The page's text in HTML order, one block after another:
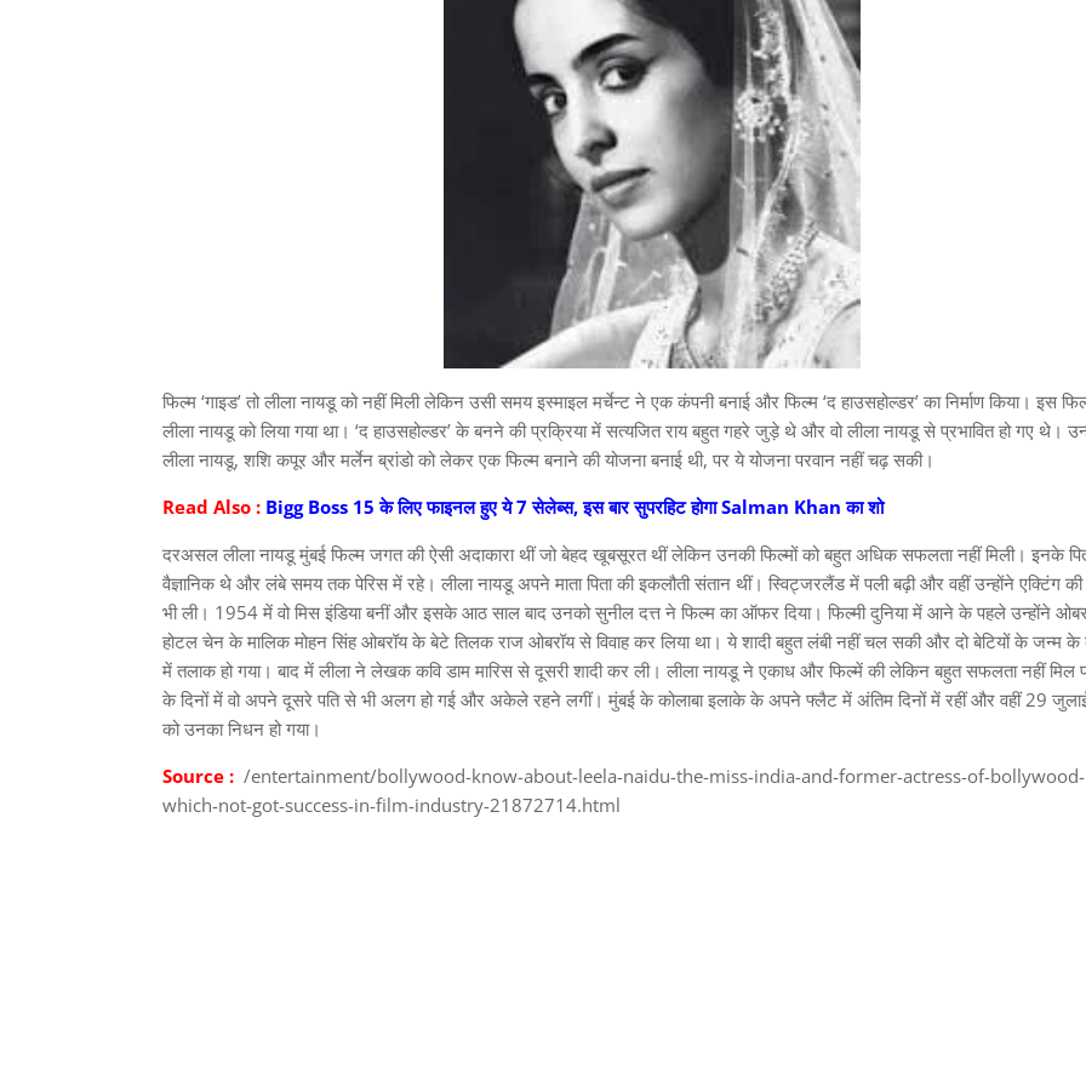
फिल्म ‘गाइड’ तो लीला नायडू को नहीं मिली लेकिन उसी समय इस्माइल मर्चेन्ट ने एक कंपनी बनाई और फिल्म ‘द हाउसहोल्डर’ का निर्माण किया। इस
लीला नायडू को लिया गया था। ‘द हाउसहोल्डर’ के बनने की प्रक्रिया में सत्यजित राय बहुत गहरे जुड़े थे और वो लीला नायडू से प्रभावित हो गए थे।
लीला नायडू, शशि कपूर और मर्लेन ब्रांडो को लेकर एक फिल्म बनाने की योजना बनाई थी, पर ये योजना परवान नहीं चढ़ सकी।
Read Also : Bigg Boss 15 के लिए फाइनल हुए ये 7 सेलेब्स, इस बार सुपरहिट होगा Salman Khan का शो
दरअसल लीला नायडू मुंबई फिल्म जगत की ऐसी अदाकारा थीं जो बेहद खूबसूरत थीं लेकिन उनकी फिल्मों को बहुत अधिक सफलता नहीं मिली। इनके
वैज्ञानिक थे और लंबे समय तक पेरिस में रहे। लीला नायडू अपने माता पिता की इकलौती संतान थीं। स्विट्जरलैंड में पली बढ़ी और वहीं उन्होंने एक्टिंग
भी ली। 1954 में वो मिस इंडिया बनीं और इसके आठ साल बाद उनको सुनील दत्त ने फिल्म का ऑफर दिया। फिल्मी दुनिया में आने के पहले उन्होंने
होटल चेन के मालिक मोहन सिंह ओबरॉय के बेटे तिलक राज ओबरॉय से विवाह कर लिया था। ये शादी बहुत लंबी नहीं चल सकी और दो बेटियों के जन्म के
में तलाक हो गया। बाद में लीला ने लेखक कवि डाम मारिस से दूसरी शादी कर ली। लीला नायडू ने एकाध और फिल्में की लेकिन बहुत सफलता नहीं मिल
के दिनों में वो अपने दूसरे पति से भी अलग हो गई और अकेले रहने लगीं। मुंबई के कोलाबा इलाके के अपने फ्लैट में अंतिम दिनों में रहीं और वहीं 29
को उनका निधन हो गया।
Source : /entertainment/bollywood-know-about-leela-naidu-the-miss-india-and-former-actress-of-bollywood-
which-not-got-success-in-film-industry-21872714.html